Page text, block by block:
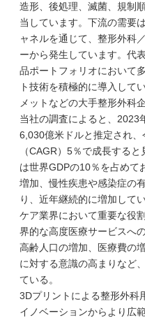
造形、後処理、滅菌、規制
当しています。下流の需要
ャネルを通じて、整形外科
ーから発生しています。代
品ポートフォリオにおいて
ト技術を積極的に導入して
メットなどの大手整形外科
当社の調査によると、2023
6,030億米ドルと推定され
（CAGR）5％で成長する
は世界GDPの10％を占めて
増加、慢性疾患や感染症の
り、近年継続的に増加して
ケア業界において重要な役
界的な高度医療サービスへ
高齢人口の増加、医療費の
に対する意識の高まりなど
ている。
3Dプリントによる整形外科
イノベーションからより広